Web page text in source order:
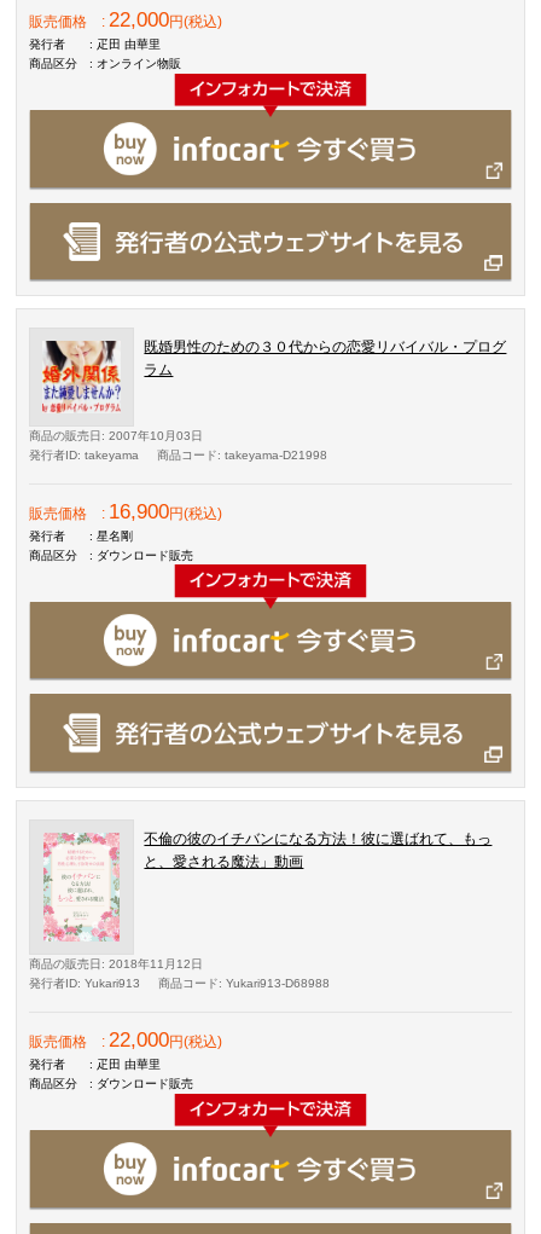
販売価格 :22,000円(税込)
発行者
: 疋田 由華里
商品区分
: オンライン物販
既婚男性のための３０代からの恋愛リバイバル・プログ
ラム
商品の販売日 : 2007年10月03日
発行者ID: takeyama 商品コード: takeyama-D21998
販売価格 : 16,900円(税込)
発行者
: 星名剛
商品区分
: ダウンロード販売
不倫の彼のイチバンになる方法！彼に選ばれて、もっ
と、愛される魔法」動画
商品の販売日 : 2018年11月12日
発行者ID: Yukari913 商品コード: Yukari913-D68988
販売価格 :22,000円(税込)
発行者
: 疋田 由華里
商品区分
: ダウンロード販売